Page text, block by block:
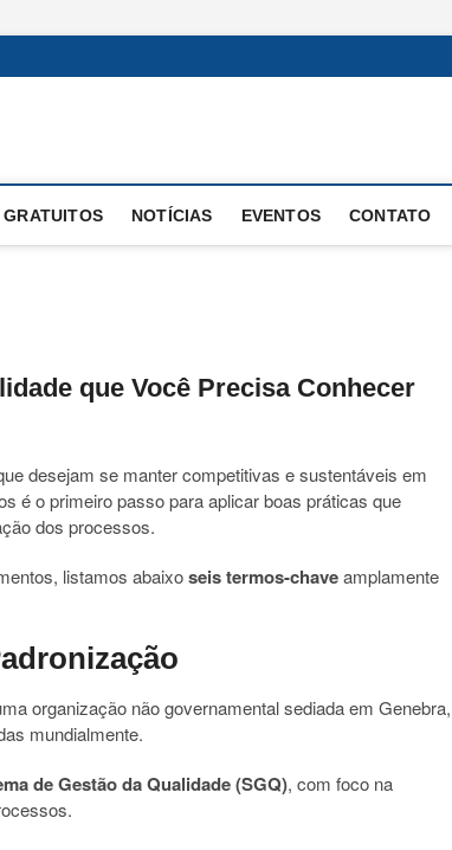
GRATUITOS NOTÍCIAS EVENTOS CONTATO
que Você Precisa Conhecer
desejam se manter competitivas e sustentáveis em
é o primeiro passo para aplicar boas práticas que
dos processos.
listamos abaixoseis termos-chaveamplamente
organização não governamental sediada em Genebra,
mundialmente.
de Gestão da Qualidade (SGQ), com foco na